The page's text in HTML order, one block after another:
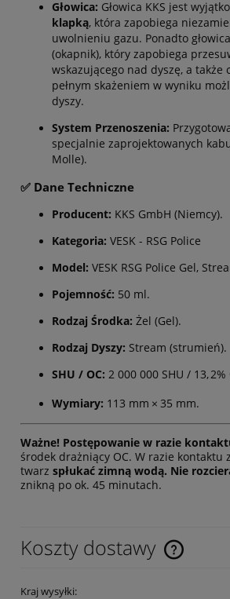
Głowica: Głowica KKS jest
klapką, która zapobiega
uwolnieniu gazu. Ponadto
(okapnik), który zapobiega
wskazującego nad dyszę, a
pełnym skażeniem w wyniku
dyszy.
System Przenoszenia:
specjalnie zaprojektowanych
Molle).
✅ Dane Techniczne
Producent: KKS GmbH (Niemcy).
Kategoria: VESK - RSG Police
Model: VESK RSG Police Gel,
Pojemność: 50 ml.
Rodzaj Środka: Żel (Gel).
Rodzaj Dyszy: Stream (strumień).
SHU / OC: 2 000 000 SHU / 13,2%
Wymiary: 113 mm × 35 mm.
Ważne! Postępowanie w razie
środek drażniący OC. W razie kontaktu
twarz spłukać zimną wodą. Nie
znikną po ok. 45 minutach.
Koszty dostawy
Cena nie zawiera ewentualnych kosztów
Kraj wysyłki: